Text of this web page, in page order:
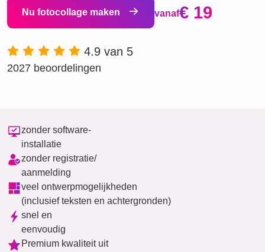
Nu fotocollage maken vanaf€ 19
4.9 van 5
2027 beoordelingen
zonder software-
installatie
zonder registratie/
aanmelding
veel ontwerpmogelijkheden
(inclusief teksten en achtergronden)
snel en
eenvoudig
Premium kwaliteit uit